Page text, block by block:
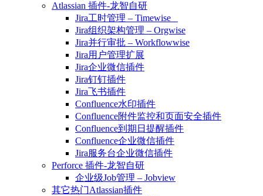
Atlassian 插件-龙智自研
Jira工时管理 – Timewise
Jira组织架构管理 – Orgwise
Jira并行审批 – Workflowwise
Jira用户管理扩展
Jira企业微信插件
Jira钉钉插件
Jira飞书插件
Confluence水印插件
Confluence附件监控和页面安全插件
Confluence到期日提醒插件
Confluence企业微信插件
Jira服务台企业微信插件
Perforce 插件-龙智自研
企业级Job管理 – Jobview
其它热门Atlassian插件